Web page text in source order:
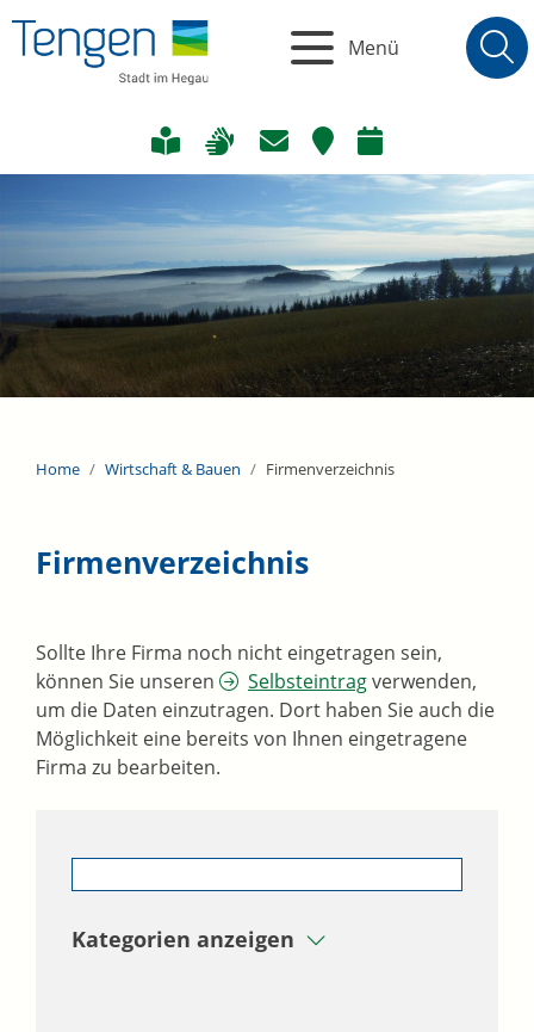
Menü
Home Wirtschaft & Bauen Firmenverzeichnis
Firmenverzeichnis
Sollte Ihre Firma noch nicht eingetragen sein,
können Sie unseren
Selbsteintragverwenden,
um die Daten einzutragen. Dort haben Sie auch die
Möglichkeit eine bereits von Ihnen eingetragene
Firma zu bearbeiten.
Kategorien anzeigen